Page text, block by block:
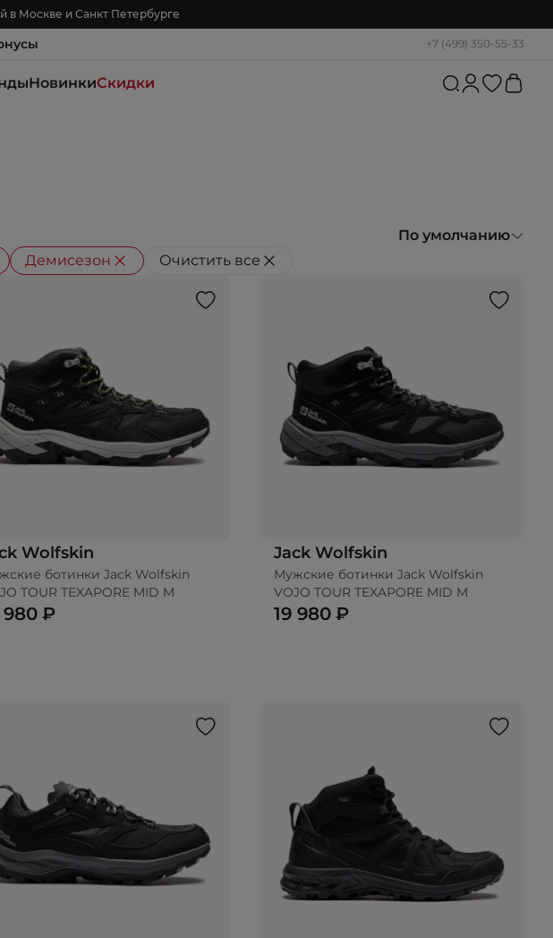
в Москве и Санкт Петербурге
+7 (499) 350-55-33
НовинкиСкидки
По умолчанию
Демисезон Очистить все
Wolfskin
ботинки Jack Wolfskin
TOUR TEXAPORE MID M
980 ₽
Jack Wolfskin
Мужские ботинки Jack Wolfskin
VOJO TOUR TEXAPORE MID M
19 980 ₽